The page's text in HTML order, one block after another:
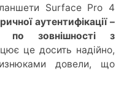
Surface Pro 4
аутентифікації –
по зовнішності з
це досить надійно,
довели, що